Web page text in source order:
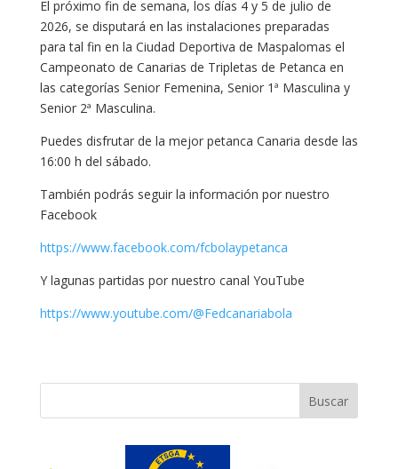
El próximo fin de semana, los días 4 y 5 de julio de
2026, se disputará en las instalaciones preparadas
para tal fin en la Ciudad Deportiva de Maspalomas el
Campeonato de Canarias de Tripletas de Petanca en
las categorías Senior Femenina, Senior 1ª Masculina y
Senior 2ª Masculina.
Puedes disfrutar de la mejor petanca Canaria desde las
16:00 h del sábado.
También podrás seguir la información por nuestro
Facebook
https://www.facebook.com/fcbolaypetanca
Y lagunas partidas por nuestro canal YouTube
https://www.youtube.com/@Fedcanariabola